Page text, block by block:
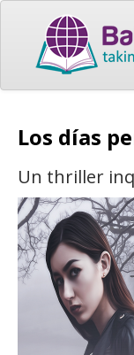
Los días
Un thriller